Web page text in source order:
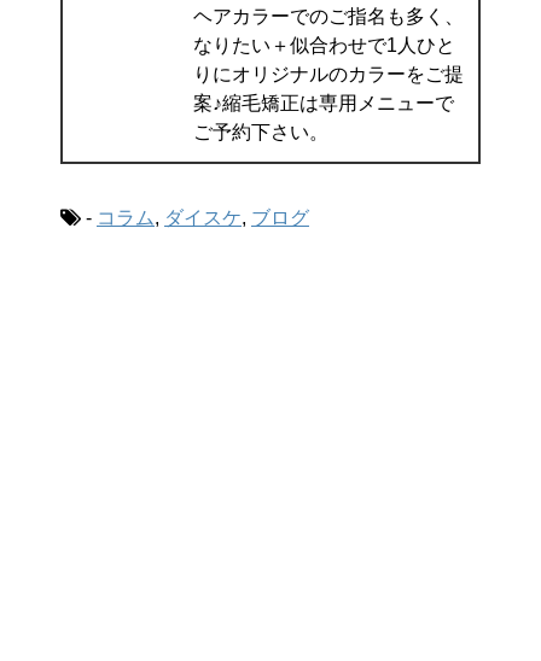
ヘアカラーでのご指名も多く、
なりたい＋似合わせで1人ひと
りにオリジナルのカラーをご提
案♪縮毛矯正は専用メニューで
ご予約下さい。
- コラム, ダイスケ, ブログ